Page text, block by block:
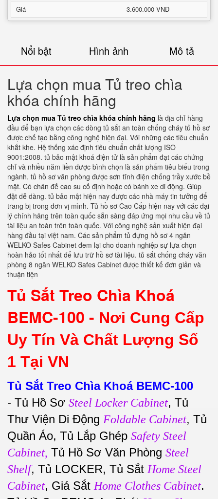
Giá
3.600.000 VNĐ
Nổi bật Hình ảnh Mô tả
Lựa chọn mua Tủ treo chìa
khóa chính hãng
Lựa chọn mua Tủ treo chìa khóa chính hãng là địa chỉ hàng
đầu để bạn lựa chọn các dòng tủ sắt an toàn chống cháy tủ hồ sơ
được chế tạo bằng công nghệ hiện đại. Với những các tiêu chuẩn
khắt khe. Hệ thống xác định tiêu chuẩn chất lượng ISO
9001:2008. tủ bảo mật khoá điện tử là sản phẩm đạt các chứng
chỉ và nhiều năm liền được bình chọn là sản phẩm tiêu biểu trong
ngành. tủ hồ sơ văn phòng được sơn tĩnh điện chống trầy xước bề
mặt. Có chân đế cao su cố định hoặc có bánh xe di động. Giúp
đặt dễ dàng. tủ bảo mật hiện nay được các nhà máy tin tưởng để
trang bị trong đơn vị mình. Tủ hồ sơ Cao Cấp hiện nay với các đại
lý chính hãng trên toàn quốc sẵn sàng đáp ứng mọi nhu cầu về tủ
tài liệu an toàn trên toàn quốc. Với công nghệ sản xuất hiện đại
hàng đầu tại việt nam. Các sản phẩm tủ đựng hồ sơ 4 ngăn
WELKO Safes Cabinet đem lại cho doanh nghiệp sự lựa chọn
hoàn hảo tốt nhất để lưu trữ hồ sơ tài liệu. tủ sắt chống cháy văn
phòng 8 ngăn WELKO Safes Cabinet được thiết kế đơn giản và
thuận tiện
Tủ Sắt Treo Chìa Khoá
BEMC-100 - Nơi Cung Cấp
Uy Tín Và Chất Lượng Số
1 Tại VN
Tủ Sắt Treo Chìa Khoá BEMC-100
- Tủ Hồ Sơ Steel Locker Cabinet, Tủ
Thư Viện Di Động Foldable Cabinet, Tủ
Quần Áo, Tủ Lắp Ghép Safety Steel
Cabinet, Tủ Hồ Sơ Văn Phòng Steel
Shelf, Tủ LOCKER, Tủ Sắt Home Steel
Cabinet, Giá Sắt Home Clothes Cabinet.